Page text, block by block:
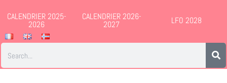
CALENDRIER 2025-
2026
CALENDRIER 2026-
2027 LFO 2028